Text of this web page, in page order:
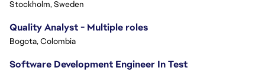
Stockholm, Sweden
Quality Analyst - Multiple roles
Bogota, Colombia
Software Development Engineer In Test